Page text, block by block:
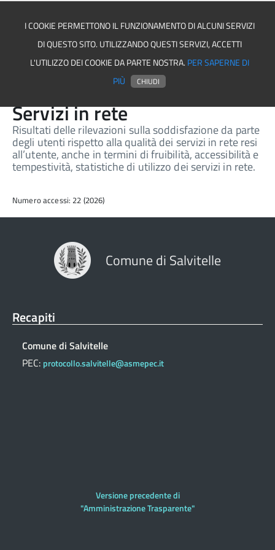
Comune di Salvitelle
Servizi in rete
Risultati delle rilevazioni sulla soddisfazione da parte
degli utenti rispetto alla qualità dei servizi in rete resi
all’utente, anche in termini di fruibilità, accessibilità e
tempestività, statistiche di utilizzo dei servizi in rete.
Numero accessi: 22 (2026)
Comune di Salvitelle
Recapiti
Comune di Salvitelle
PEC: protocollo.salvitelle@asmepec.it
Versione precedente di
"Amministrazione Trasparente"
I COOKIE PERMETTONO IL FUNZIONAMENTO DI ALCUNI SERVIZI
DI QUESTO SITO. UTILIZZANDO QUESTI SERVIZI, ACCETTI
L'UTILIZZO DEI COOKIE DA PARTE NOSTRA. PER SAPERNE DI
PIÙ
CHIUDI